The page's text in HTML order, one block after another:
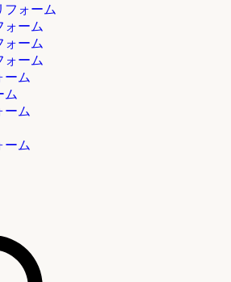
フォーム
ォーム
ォーム
ォーム
ーム
ム
ーム
ーム